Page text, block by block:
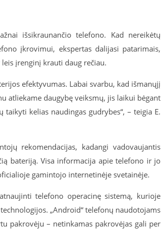
išsikraunančio telefono. Kad nereikėtų
įkrovimui, ekspertas dalijasi patarimais,
įrenginį krauti daug rečiau.
efektyvumas. Labai svarbu, kad išmanųjį
atliekame daugybę veiksmų, jis laikui bėgant
kelias naudingas gudrybes“, – teigia E.
rekomendacijas, kadangi vadovaujantis
bateriją. Visa informacija apie telefono ir jo
gamintojo internetinėje svetainėje.
telefono operacinę sistemą, kurioje
„Android“ telefonų naudotojams
pakrovėju – netinkamas pakrovėjas gali per